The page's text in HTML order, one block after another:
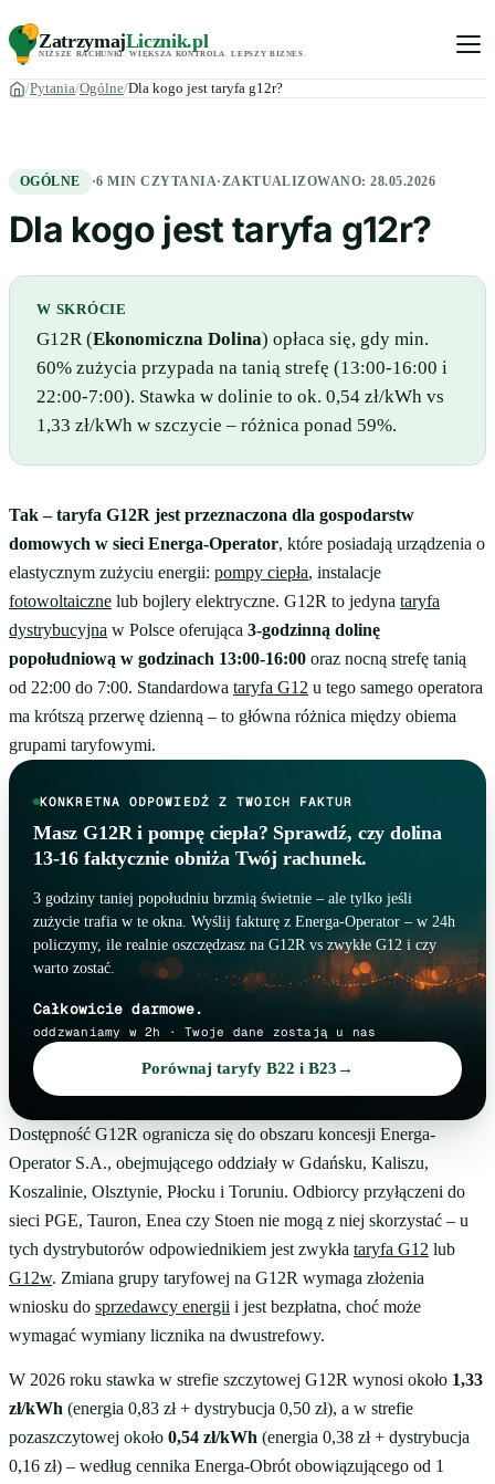
ZatrzymajLicznik.pl
NIŻSZE RACHUNKI. WIĘKSZA KONTROLA LEPSZY BIZNES
Pytania Ogólne Dla kogo jest taryfa g12r?
OGÓLNE ·6 MIN CZYTANIA·ZAKTUALIZOWANO:28.05.2026
Dla kogo jest taryfa g12r?
W SKRÓCIE
G12R (Ekonomiczna Dolina) opłaca się, gdy min.
60% zużycia przypada na tanią strefę (13:00-16:00 i
22:00-7:00). Stawka w dolinie to ok. 0,54 zł/kWh vs
1,33 zł/kWh w szczycie – różnica ponad 59%.
Tak – taryfa G12R jest przeznaczona dla gospodarstw
domowych w sieci Energa-Operator, które posiadają urządzenia o
elastycznym zużyciu energii: pompy ciepła, instalacje
fotowoltaiczne lub bojlery elektryczne. G12R to jedyna taryfa
dystrybucyjna w Polsce oferująca 3-godzinną dolinę
popołudniową w godzinach 13:00-16:00 oraz nocną strefę tanią
od 22:00 do 7:00. Standardowa taryfa G12 u tego samego operatora
ma krótszą przerwę dzienną – to główna różnica między obiema
grupami taryfowymi.
KONKRETNA ODPOWIEDŹ Z TWOICH FAKTUR
Masz G12R i pompę ciepła? Sprawdź, czy dolina
13-16 faktycznie obniża Twój rachunek.
3 godziny taniej popołudniu brzmią świetnie – ale tylko jeśli
zużycie trafia w te okna. Wyślij fakturę z Energa-Operator – w 24h
policzymy, ile realnie oszczędzasz na G12R vs zwykłe G12 i czy
warto zostać.
Porównaj taryfy B22 i B23 →
Całkowicie darmowe.
oddzwaniamy w 2h · Twoje dane zostają u nas
Dostępność G12R ogranicza się do obszaru koncesji Energa-
Operator S.A., obejmującego oddziały w Gdańsku, Kaliszu,
Koszalinie, Olsztynie, Płocku i Toruniu. Odbiorcy przyłączeni do
sieci PGE, Tauron, Enea czy Stoen nie mogą z niej skorzystać – u
tych dystrybutorów odpowiednikiem jest zwykła taryfa G12 lub
G12w. Zmiana grupy taryfowej na G12R wymaga złożenia
wniosku do sprzedawcy energii i jest bezpłatna, choć może
wymagać wymiany licznika na dwustrefowy.
W 2026 roku stawka w strefie szczytowej G12R wynosi około 1,33
zł/kWh (energia 0,83 zł + dystrybucja 0,50 zł), a w strefie
pozaszczytowej około 0,54 zł/kWh (energia 0,38 zł + dystrybucja
0,16 zł) – według cennika Energa-Obrót obowiązującego od 1